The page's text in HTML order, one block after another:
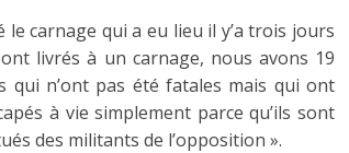
le carnage qui a eu lieu il y’a trois jours
livrés à un carnage, nous avons 19
qui n’ont pas été fatales mais qui ont
à vie simplement parce qu’ils sont
des militants de l’opposition ».